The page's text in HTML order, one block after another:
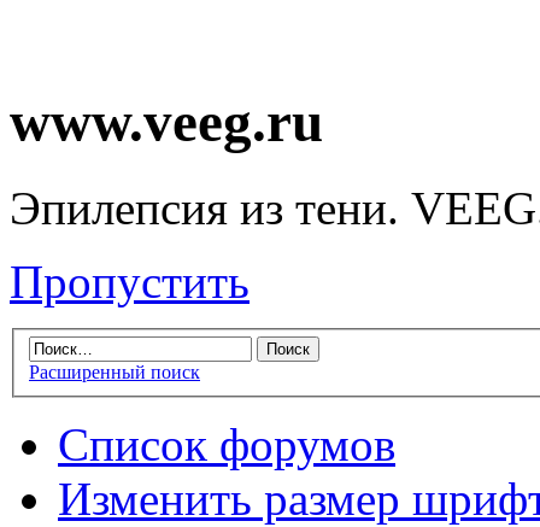
www.veeg.ru
Эпилепсия из тени.
Пропустить
Расширенный поиск
Список форумов
Изменить размер